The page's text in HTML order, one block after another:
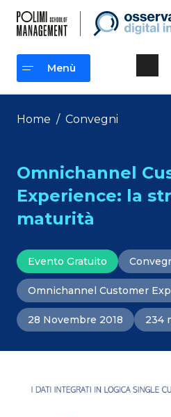
contenuto
Menù
Menù
Home / Convegni
Omnichannel
Experience: la
maturità
Evento Gratuito
Omnichannel Customer
28 Novembre 2018 234